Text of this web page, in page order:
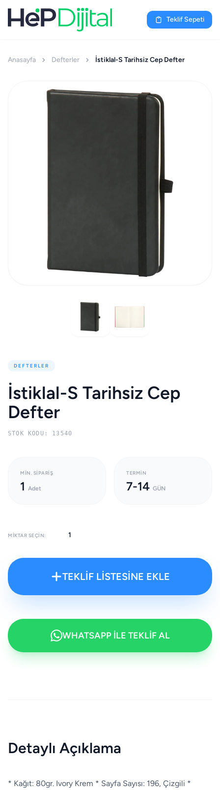
Teklif Sepeti
Anasayfa Defterler İstiklal-S Tarihsiz Cep Defter
DEFTERLER
İstiklal-S Tarihsiz Cep
Defter
STOK KODU: 13540
MIN. SIPARIŞ
1 Adet
TERMIN
7-14 GÜN
MIKTAR SEÇIN:
TEKLİF LİSTESİNE EKLE
WHATSAPP İLE TEKLİF AL
Detaylı Açıklama
* Kağıt: 80gr. Ivory Krem * Sayfa Sayısı: 196, Çizgili *